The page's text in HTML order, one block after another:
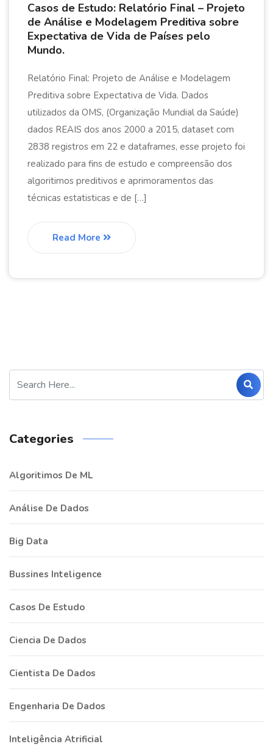
Casos de Estudo: Relatório Final – Projeto
de Análise e Modelagem Preditiva sobre
Expectativa de Vida de Países pelo
Mundo.
Relatório Final: Projeto de Análise e Modelagem
Preditiva sobre Expectativa de Vida. Dados
utilizados da OMS, (Organização Mundial da Saúde)
dados REAIS dos anos 2000 a 2015, dataset com
2838 registros em 22 e dataframes, esse projeto foi
realizado para fins de estudo e compreensão dos
algoritimos preditivos e aprimoramentos das
técnicas estatisticas e de […]
Read More
Categories
Algoritimos De ML
Análise De Dados
Big Data
Bussines Inteligence
Casos De Estudo
Ciencia De Dados
Cientista De Dados
Engenharia De Dados
Inteligência Atrificial